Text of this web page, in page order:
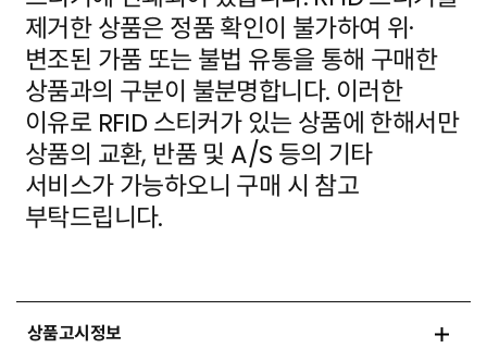
제거한 상품은 정품 확인이 불가하여 위·
변조된 가품 또는 불법 유통을 통해 구매한
상품과의 구분이 불분명합니다. 이러한
이유로 RFID 스티커가 있는 상품에 한해서만
상품의 교환, 반품 및 A/S 등의 기타
서비스가 가능하오니 구매 시 참고
부탁드립니다.
상품고시정보